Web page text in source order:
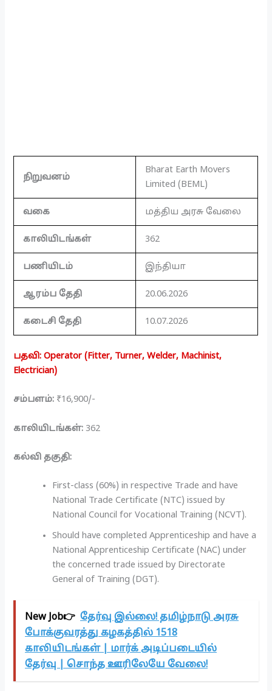
நிறுவனம்
Bharat Earth Movers
Limited (BEML)
வகை மத்திய அரசு வேலை
காலியிடங்கள் 362
பணியிடம் இந்தியா
ஆரம்ப தேதி 20.06.2026
கடைசி தேதி 10.07.2026
பதவி: Operator (Fitter, Turner, Welder, Machinist,
Electrician)
சம்பளம்: ₹16,900/-
காலியிடங்கள்: 362
கல்வி தகுதி:
First-class (60%) in respective Trade and have
National Trade Certificate (NTC) issued by
National Council for Vocational Training (NCVT).
Should have completed Apprenticeship and have a
National Apprenticeship Certificate (NAC) under
the concerned trade issued by Directorate
General of Training (DGT).
New Job👉 தேர்வு இல்லை! தமிழ்நாடு அரசு
போக்குவரத்து கழகத்தில் 1518
காலியிடங்கள் | மார்க் அடிப்படையில்
தேர்வு | சொந்த ஊரிலேயே வேலை!